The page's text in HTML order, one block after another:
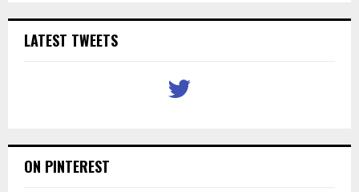
LATEST TWEETS
ON PINTEREST